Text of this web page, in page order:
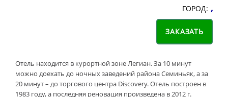
ГОРОД: ,
Отель находится в курортной зоне Легиан. За 10 минут
можно доехать до ночных заведений района Семиньяк, а за
20 минут – до торгового центра Discovery. Отель построен в
1983 году, а последняя реновация произведена в 2012 г.